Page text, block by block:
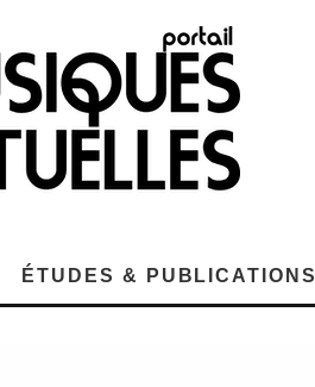
ÉTUDES & PUBLICATIONS